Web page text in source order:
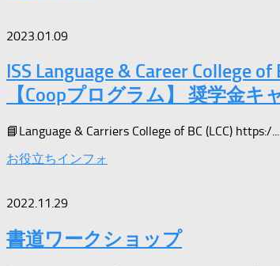
2023.01.09
ISS Language & Career College of
【Coopプログラム】 奨学金キ
📘Language & Carriers College of BC (LCC) https:/...
お役立ちインフォ
2022.11.29
書道ワークショップ